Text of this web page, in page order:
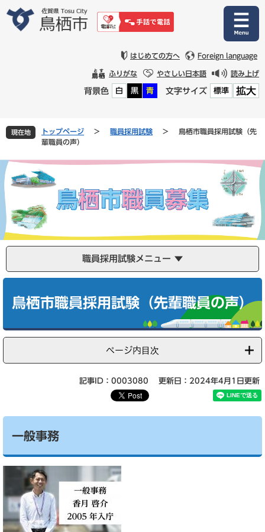
文
はじめての方へ Foreign language
ふりがな やさしい日本語 読み上げ
背景色 白 黒 青 文字サイズ 標準 拡大
現在地 トップページ > 職員採用試験 >
鳥栖市職員採用試験（先
輩職員の声）
職員採用試験メニュー
鳥栖市職員採用試験（先輩職員の声）
ページ内目次
記事ID：0003080 更新日：2024年4月1日更新
一般事務